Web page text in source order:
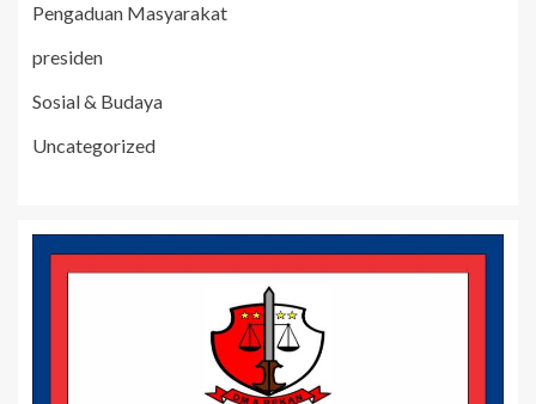
Pengaduan Masyarakat
presiden
Sosial & Budaya
Uncategorized